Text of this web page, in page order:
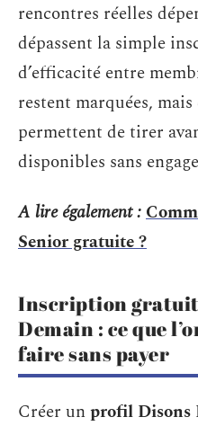
rencontres réelles
dépassent la simple
d’efficacité entre
restent marquées,
permettent de tirer
disponibles sans
A lire également :
Senior gratuite ?
Inscription
Demain : ce que
faire sans payer
Créer unprofil Disons